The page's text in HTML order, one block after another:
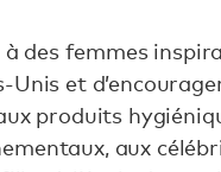
à des femmes
et
produits
aux